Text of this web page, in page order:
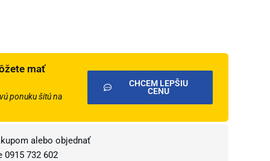
mať
ponuku šitú na
CHCEM LEPŠIU
CENU
alebo objednať
0915 732 602